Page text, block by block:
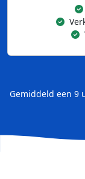
Gemiddeld een 9